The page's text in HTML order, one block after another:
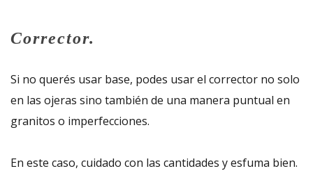
Corrector.
Si no querés usar base, podes usar el corrector no solo
en las ojeras sino también de una manera puntual en
granitos o imperfecciones.
En este caso, cuidado con las cantidades y esfuma bien.